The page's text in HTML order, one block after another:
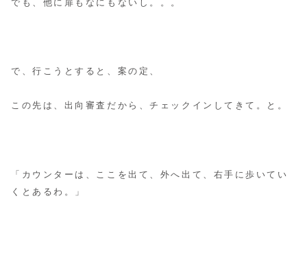
でも、他に扉もなにもないし。。。
で、行こうとすると、案の定、
この先は、出向審査だから、チェックインしてきて。と。
「カウンターは、ここを出て、外へ出て、右手に歩いてい
くとあるわ。」